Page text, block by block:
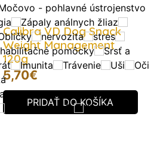
- pohlavné ústrojenstvo
Zápaly análnych žliaz
nervozita
stres
pomôcky
Srsť a
Imunita Trávenie Uši
Oči
Hrebene a kefy
Kliešte na
Calibra VD Dog Snack
Weight Management
120g
5,70€
PRIDAŤ DO KOŠÍKA